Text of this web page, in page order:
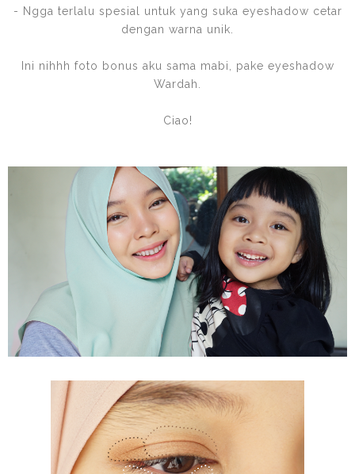
- Ngga terlalu spesial untuk yang suka eyeshadow cetar
dengan warna unik.
Ini nihhh foto bonus aku sama mabi, pake eyeshadow
Wardah.
Ciao!